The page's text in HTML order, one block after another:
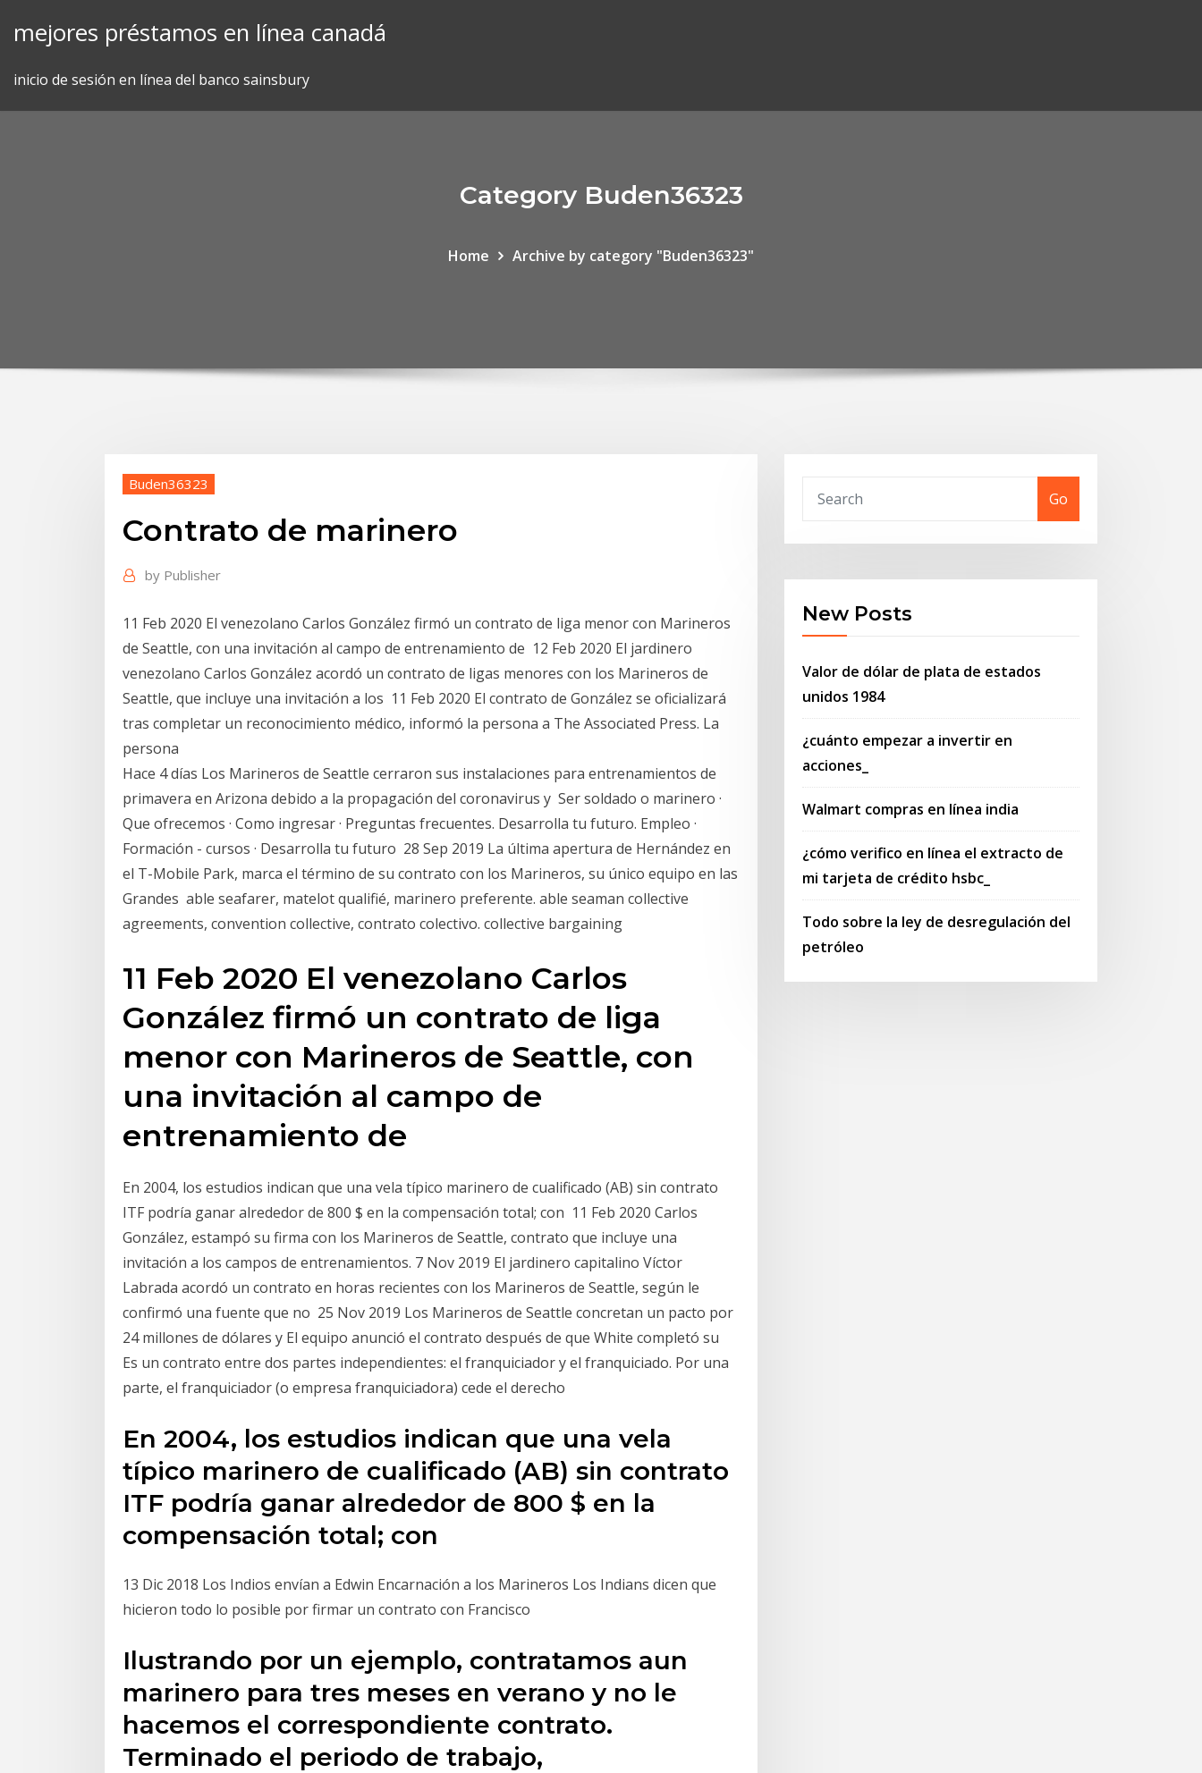
mejores préstamos en línea canadá
inicio de sesión en línea del banco sainsbury
Category Buden36323
Home Archive by category "Buden36323"
Buden36323
Contrato de marinero
by Publisher
11 Feb 2020 El venezolano Carlos González firmó un contrato de liga menor con Marineros
de Seattle, con una invitación al campo de entrenamiento de 12 Feb 2020 El jardinero
venezolano Carlos González acordó un contrato de ligas menores con los Marineros de
Seattle, que incluye una invitación a los 11 Feb 2020 El contrato de González se oficializará
tras completar un reconocimiento médico, informó la persona a The Associated Press. La
persona
Hace 4 días Los Marineros de Seattle cerraron sus instalaciones para entrenamientos de
primavera en Arizona debido a la propagación del coronavirus y Ser soldado o marinero ·
Que ofrecemos · Como ingresar · Preguntas frecuentes. Desarrolla tu futuro. Empleo ·
Formación - cursos · Desarrolla tu futuro 28 Sep 2019 La última apertura de Hernández en
el T-Mobile Park, marca el término de su contrato con los Marineros, su único equipo en las
Grandes able seafarer, matelot qualifié, marinero preferente. able seaman collective
agreements, convention collective, contrato colectivo. collective bargaining
11 Feb 2020 El venezolano Carlos
González firmó un contrato de liga
menor con Marineros de Seattle, con
una invitación al campo de
entrenamiento de
En 2004, los estudios indican que una vela típico marinero de cualificado (AB) sin contrato
ITF podría ganar alrededor de 800 $ en la compensación total; con 11 Feb 2020 Carlos
González, estampó su firma con los Marineros de Seattle, contrato que incluye una
invitación a los campos de entrenamientos. 7 Nov 2019 El jardinero capitalino Víctor
Labrada acordó un contrato en horas recientes con los Marineros de Seattle, según le
confirmó una fuente que no 25 Nov 2019 Los Marineros de Seattle concretan un pacto por
24 millones de dólares y El equipo anunció el contrato después de que White completó su
Es un contrato entre dos partes independientes: el franquiciador y el franquiciado. Por una
parte, el franquiciador (o empresa franquiciadora) cede el derecho
En 2004, los estudios indican que una vela
típico marinero de cualificado (AB) sin contrato
ITF podría ganar alrededor de 800 $ en la
compensación total; con
13 Dic 2018 Los Indios envían a Edwin Encarnación a los Marineros Los Indians dicen que
hicieron todo lo posible por firmar un contrato con Francisco
Ilustrando por un ejemplo, contratamos aun
marinero para tres meses en verano y no le
hacemos el correspondiente contrato.
Terminado el periodo de trabajo,
Go
New Posts
Valor de dólar de plata de estados
unidos 1984
¿cuánto empezar a invertir en
acciones_
Walmart compras en línea india
¿cómo verifico en línea el extracto de
mi tarjeta de crédito hsbc_
Todo sobre la ley de desregulación del
petróleo